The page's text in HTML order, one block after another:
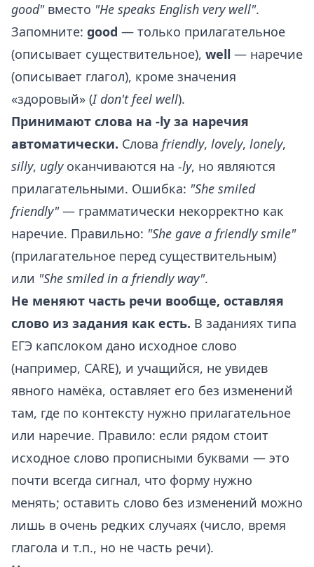
good"вместо "He speaks English very well".
Запомните: good — только прилагательное
(описывает существительное), well — наречие
(описывает глагол), кроме значения
«здоровый» (I don't feel well).
Принимают слова на -ly за наречия
автоматически. Слова friendly, lovely, lonely,
silly, uglyоканчиваются на -ly, но являются
прилагательными. Ошибка: "She smiled
friendly"— грамматически некорректно как
наречие. Правильно: "She gave a friendly smile"
(прилагательное перед существительным)
или "She smiled in a friendly way".
Не меняют часть речи вообще, оставляя
слово из задания как есть. В заданиях типа
ЕГЭ капслоком дано исходное слово
(например, CARE), и учащийся, не увидев
явного намёка, оставляет его без изменений
там, где по контексту нужно прилагательное
или наречие. Правило: если рядом стоит
исходное слово прописными буквами — это
почти всегда сигнал, что форму нужно
менять; оставить слово без изменений можно
лишь в очень редких случаях (число, время
глагола и т.п., но не часть речи).